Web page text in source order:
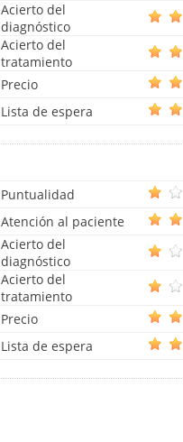
Acierto del
diagnóstico
Acierto del
tratamiento
Precio
Lista de espera
Puntualidad
Atención al paciente
Acierto del
diagnóstico
Acierto del
tratamiento
Precio
Lista de espera